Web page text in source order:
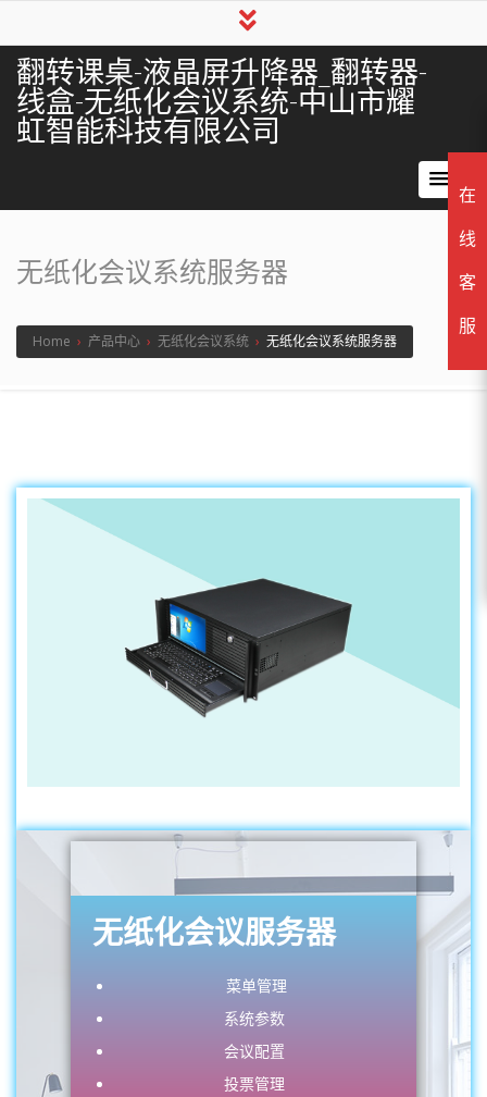
翻转课桌-液晶屏升降器_翻转器-
线盒-无纸化会议系统-中山市耀
虹智能科技有限公司
无纸化会议系统服务器
Home › 产品中心 › 无纸化会议系统 › 无纸化会议系统服务器
无纸化会议服务器
菜单管理
系统参数
会议配置
投票管理
在
线
客
服